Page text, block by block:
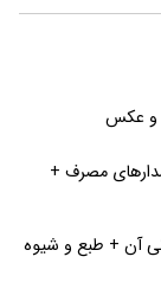
و عکس
مصرف +
آن + طبع و شیوه